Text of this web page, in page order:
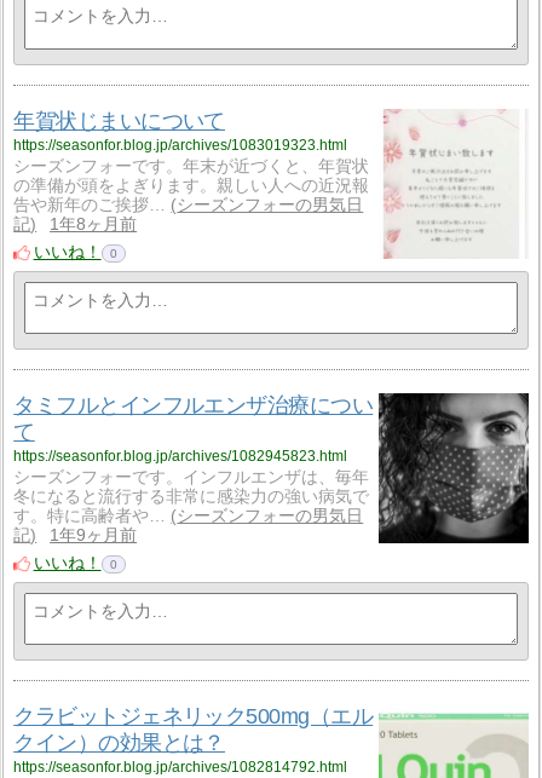
年賀状じまいについて
https://seasonfor.blog.jp/archives/1083019323.html
シーズンフォーです。年末が近づくと、年賀状
の準備が頭をよぎります。親しい人への近況報
告や新年のご挨拶…
シーズンフォーの男気日
記
1年8ヶ月前
いいね！
0
タミフルとインフルエンザ治療につい
て
https://seasonfor.blog.jp/archives/1082945823.html
シーズンフォーです。インフルエンザは、毎年
冬になると流行する非常に感染力の強い病気で
す。特に高齢者や…
シーズンフォーの男気日
記
1年9ヶ月前
いいね！
0
クラビットジェネリック500mg（エル
クイン）の効果とは？
https://seasonfor.blog.jp/archives/1082814792.html